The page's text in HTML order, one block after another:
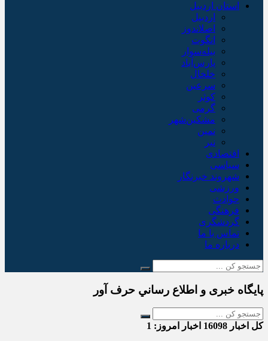
استان اردبیل
اردبیل
اصلاندوز
انگوت
بیله‌سوار
پارس‌آباد
خلخال
سرعین
کوثر
گرمی
مشکین‌شهر
نمین
نیر
اقتصادی
سیاسی
شهروند خبرنگار
ورزشی
حوادث
فرهنگی
گردشگری
تماس با ما
درباره ما
پایگاه خبری و اطلاع رساني حرف آور
کل اخبار اخبار امروز: 1